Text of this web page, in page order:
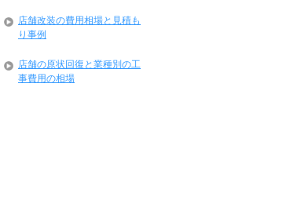
店舗改装の費用相場と見積も
り事例
店舗の原状回復と業種別の工
事費用の相場